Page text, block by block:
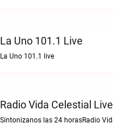
La Uno 101.1 Live
La Uno 101.1 live
Radio Vida Celestial Live